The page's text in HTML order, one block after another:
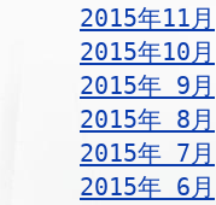
2015年11月
2015年10月
2015年 9月
2015年 8月
2015年 7月
2015年 6月